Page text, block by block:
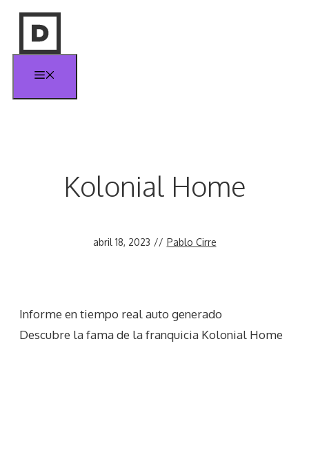
Saltar
contenido
Kolonial Home
abril 18, 2023 // Pablo Cirre
Informe en tiempo real auto generado
Descubre la fama de la franquicia Kolonial Home